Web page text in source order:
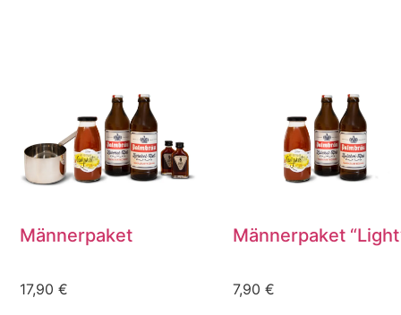
Männerpaket
17,90 €
Männerpaket
7,90 €